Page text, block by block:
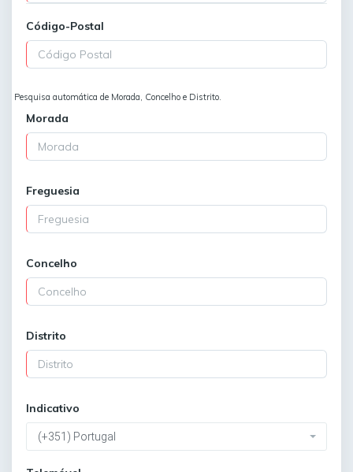
Código-Postal
Pesquisa automática de Morada, Concelho e Distrito.
Morada
Freguesia
Concelho
Distrito
Indicativo
(+351) Portugal